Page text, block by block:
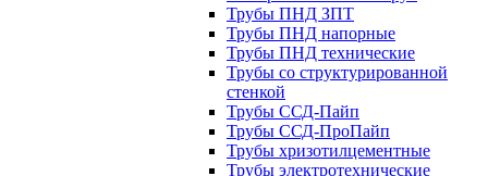
Трубы ПНД ЗПТ
Трубы ПНД напорные
Трубы ПНД технические
Трубы со структурированной
стенкой
Трубы ССД-Пайп
Трубы ССД-ПроПайп
Трубы хризотилцементные
Трубы электротехнические